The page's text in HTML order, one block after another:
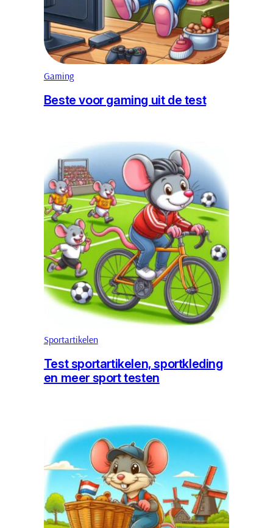
Gaming
Beste voor gaming uit de test
Sportartikelen
Test sportartikelen, sportkleding
en meer sport testen